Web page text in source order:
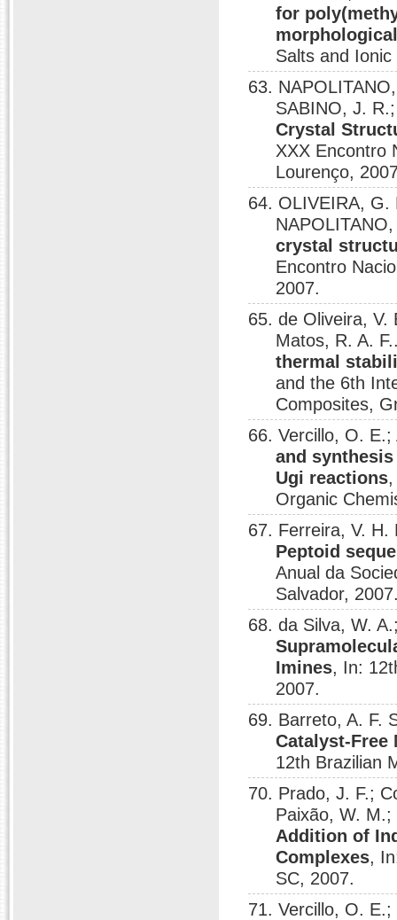
for
Salts and
63.
SABINO, J.
Crystal
XXX Encontro
Lourenço,
64. OLIVEIRA, G.
crystal
Encontro
2007.
65. de Oliveira, V.
Matos, R. A.
thermal
and the 6th
Composites,
66. Vercillo, O.
and
Ugi reactions
Organic
67. Ferreira, V. H.
Peptoid
Anual da
Salvador,
68. da Silva, W.
Imines, In:
2007.
69. Barreto, A. F.
Catalyst-Free
12th Brazilian
70. Prado, J. F.;
Paixão, W.
Addition of
Complexes,
SC, 2007.
71. Vercillo, O.